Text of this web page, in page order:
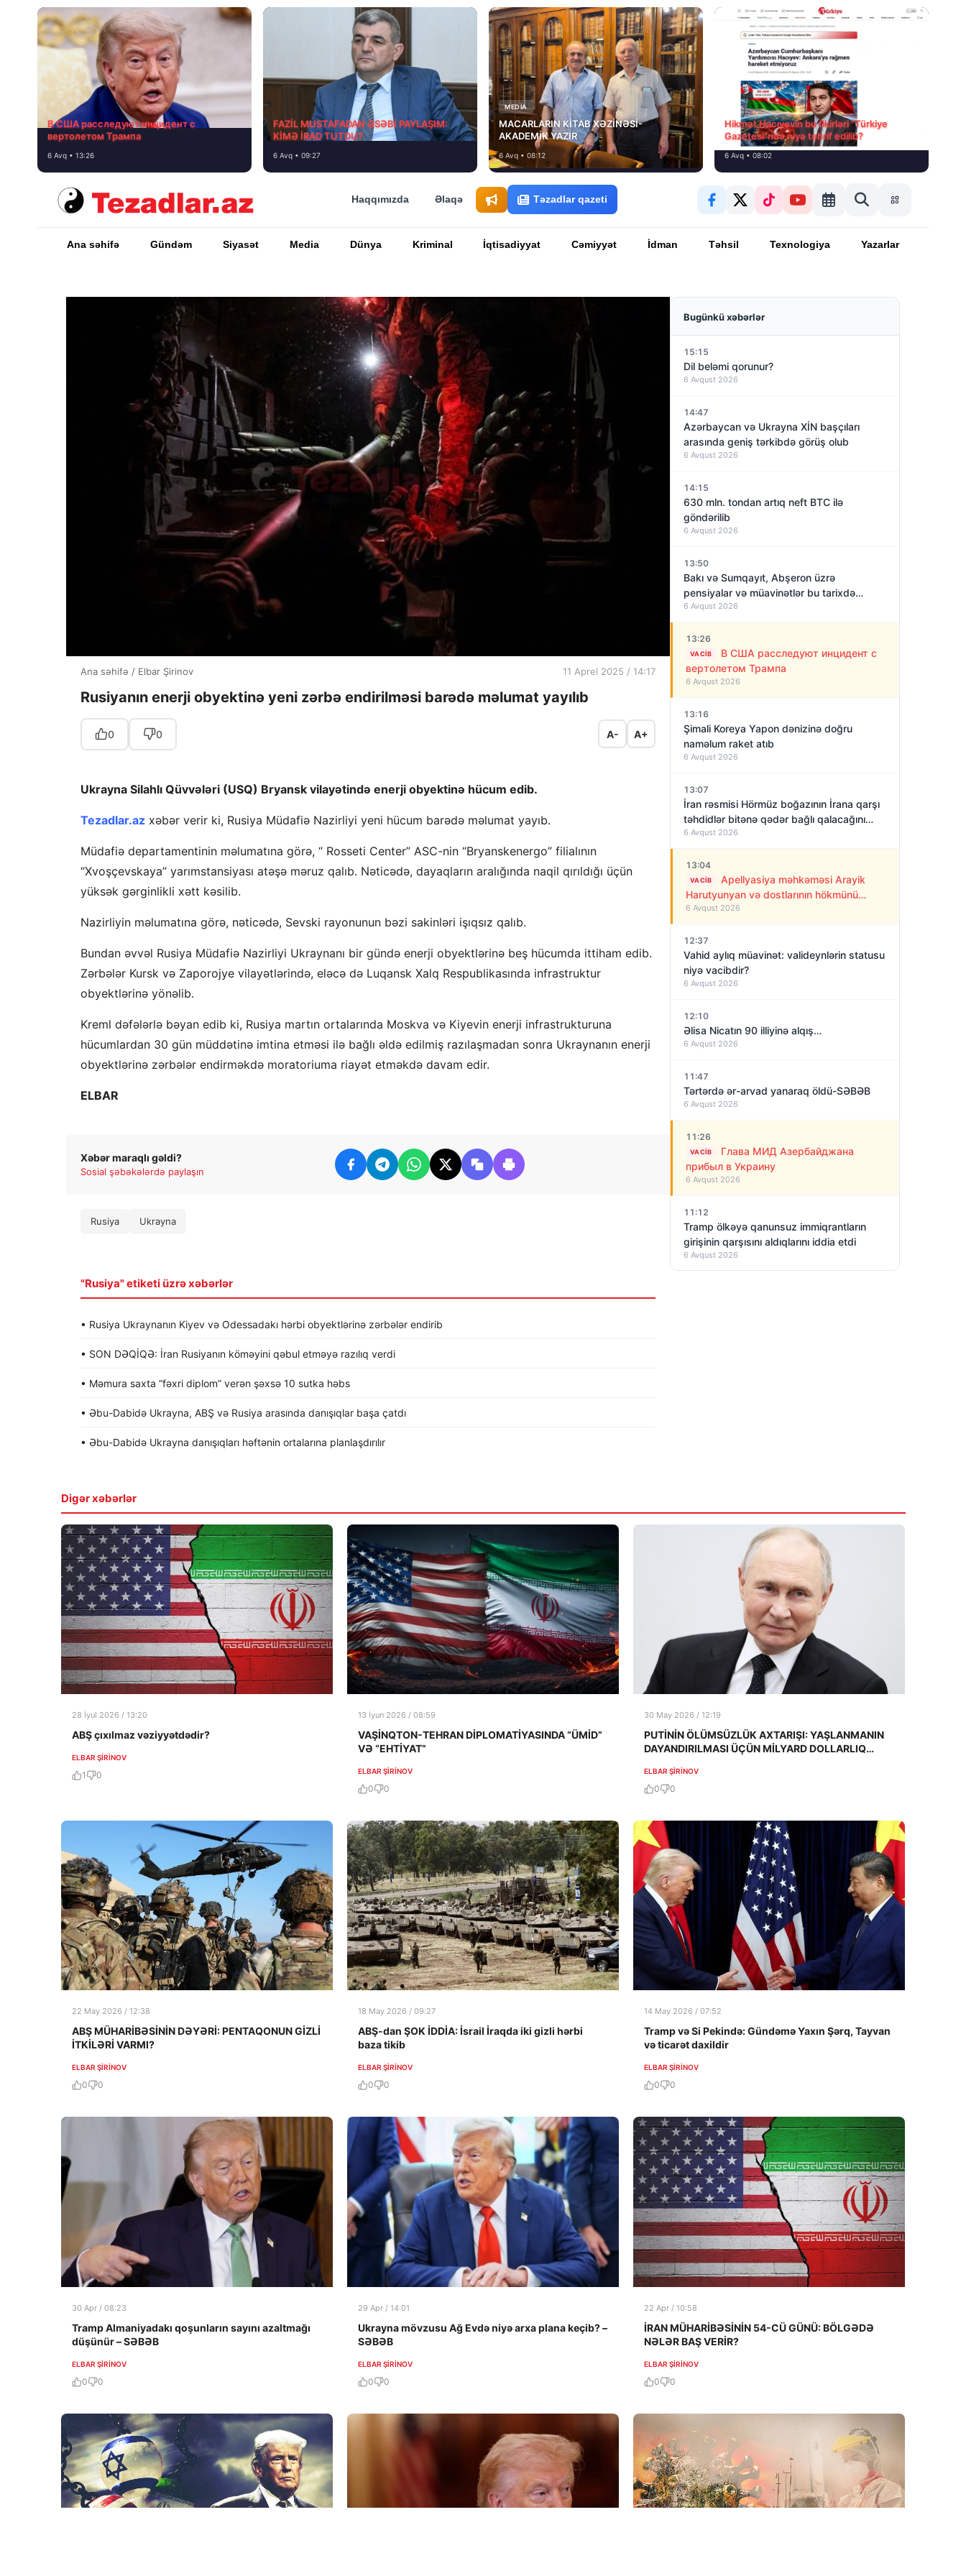
В США расследуют инцидент с
вертолетом Трампа
6 Avq • 13:26
FAZİL MUSTAFADAN ƏSƏBİ PAYLAŞIM:
KİMƏ İRAD TUTDU?
6 Avq • 09:27
MEDİA
MACARLARIN KİTAB XƏZİNƏSİ-
AKADEMİK YAZIR
6 Avq • 08:12
Hikmət Hacıyevin bu fikirləri “Türkiye
Gazetesi”ndə niyə təhrif edilib?
6 Avq • 08:02
Haqqımızda Əlaqə Təzadlar qazeti
Ana səhifə Gündəm Siyasət Media Dünya Kriminal İqtisadiyyat Cəmiyyət İdman Təhsil Texnologiya Yazarlar
Ana səhifə / Elbar Şirinov 11 Aprel 2025 / 14:17
Rusiyanın enerji obyektinə yeni zərbə endirilməsi barədə məlumat yayılıb
0 0 A- A+
Ukrayna Silahlı Qüvvələri (USQ) Bryansk vilayətində enerji obyektinə hücum edib.
Tezadlar.az xəbər verir ki, Rusiya Müdafiə Nazirliyi yeni hücum barədə məlumat yayıb.
Müdafiə departamentinin məlumatına görə, “ Rosseti Center” ASC-nin “Bryanskenergo” filialının
“Xvoşçevskaya” yarımstansiyası atəşə məruz qalıb. Nəticədə, dayaqların aralığında naqil qırıldığı üçün
yüksək gərginlikli xətt kəsilib.
Nazirliyin məlumatına görə, nəticədə, Sevski rayonunun bəzi sakinləri işıqsız qalıb.
Bundan əvvəl Rusiya Müdafiə Nazirliyi Ukraynanı bir gündə enerji obyektlərinə beş hücumda ittiham edib.
Zərbələr Kursk və Zaporojye vilayətlərində, eləcə də Luqansk Xalq Respublikasında infrastruktur
obyektlərinə yönəlib.
Kreml dəfələrlə bəyan edib ki, Rusiya martın ortalarında Moskva və Kiyevin enerji infrastrukturuna
hücumlardan 30 gün müddətinə imtina etməsi ilə bağlı əldə edilmiş razılaşmadan sonra Ukraynanın enerji
obyektlərinə zərbələr endirməkdə moratoriuma riayət etməkdə davam edir.
ELBAR
Xəbər maraqlı gəldi?
Sosial şəbəkələrdə paylaşın
Rusiya Ukrayna
"Rusiya" etiketi üzrə xəbərlər
• Rusiya Ukraynanın Kiyev və Odessadakı hərbi obyektlərinə zərbələr endirib
• SON DƏQİQƏ: İran Rusiyanın köməyini qəbul etməyə razılıq verdi
• Məmura saxta “fəxri diplom” verən şəxsə 10 sutka həbs
• Əbu-Dabidə Ukrayna, ABŞ və Rusiya arasında danışıqlar başa çatdı
• Əbu-Dabidə Ukrayna danışıqları həftənin ortalarına planlaşdırılır
Bugünkü xəbərlər
15:15
Dil beləmi qorunur?
6 Avqust 2026
14:47
Azərbaycan və Ukrayna XİN başçıları
arasında geniş tərkibdə görüş olub
6 Avqust 2026
14:15
630 mln. tondan artıq neft BTC ilə
göndərilib
6 Avqust 2026
13:50
Bakı və Sumqayıt, Abşeron üzrə
pensiyalar və müavinətlər bu tarixdə
veriləcək
6 Avqust 2026
13:26
VACIB
В США расследуют инцидент с
вертолетом Трампа
6 Avqust 2026
13:16
Şimali Koreya Yapon dənizinə doğru
naməlum raket atıb
6 Avqust 2026
13:07
İran rəsmisi Hörmüz boğazının İrana qarşı
təhdidlər bitənə qədər bağlı qalacağını
deyir
6 Avqust 2026
13:04
VACIB
Apellyasiya məhkəməsi Arayik
Harutyunyan və dostlarının hökmünü
qüvvədə saxladı!
6 Avqust 2026
12:37
Vahid aylıq müavinət: valideynlərin statusu
niyə vacibdir?
6 Avqust 2026
12:10
Əlisa Nicatın 90 illiyinə alqış…
6 Avqust 2026
11:47
Tərtərdə ər-arvad yanaraq öldü-SƏBƏB
6 Avqust 2026
11:26
VACIB
Глава МИД Азербайджана
прибыл в Украину
6 Avqust 2026
11:12
Tramp ölkəyə qanunsuz immiqrantların
girişinin qarşısını aldıqlarını iddia etdi
6 Avqust 2026
Digər xəbərlər
28 İyul 2026 / 13:20
ABŞ çıxılmaz vəziyyətdədir?
ELBAR ŞIRINOV
1 0
13 İyun 2026 / 08:59
VAŞİNQTON-TEHRAN DİPLOMATİYASINDA “ÜMİD”
VƏ “EHTİYAT”
ELBAR ŞIRINOV
0 0
30 May 2026 / 12:19
PUTİNİN ÖLÜMSÜZLÜK AXTARIŞI: YAŞLANMANIN
DAYANDIRILMASI ÜÇÜN MİLYARD DOLLARLIQ
ELBAR ŞIRINOV
0 0
22 May 2026 / 12:38
ABŞ MÜHARİBƏSİNİN DƏYƏRİ: PENTAQONUN GİZLİ
İTKİLƏRİ VARMI?
ELBAR ŞIRINOV
0 0
18 May 2026 / 09:27
ABŞ-dan ŞOK İDDİA: İsrail İraqda iki gizli hərbi
baza tikib
ELBAR ŞIRINOV
0 0
14 May 2026 / 07:52
Tramp və Si Pekində: Gündəmə Yaxın Şərq, Tayvan
və ticarət daxildir
ELBAR ŞIRINOV
0 0
30 Apr / 08:23
Tramp Almaniyadakı qoşunların sayını azaltmağı
düşünür – SƏBƏB
ELBAR ŞIRINOV
0 0
29 Apr / 14:01
Ukrayna mövzusu Ağ Evdə niyə arxa plana keçib? –
SƏBƏB
ELBAR ŞIRINOV
0 0
22 Apr / 10:58
İRAN MÜHARİBƏSİNİN 54-CÜ GÜNÜ: BÖLGƏDƏ
NƏLƏR BAŞ VERİR?
ELBAR ŞIRINOV
0 0